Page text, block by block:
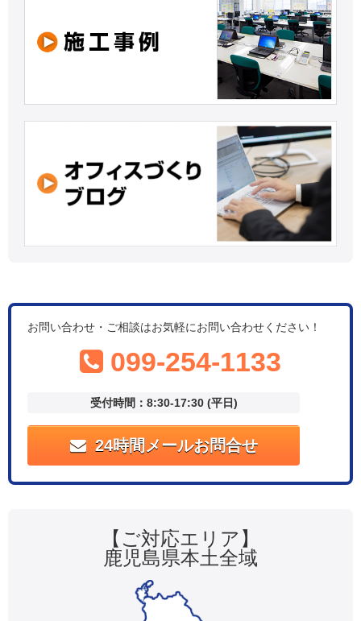
お問い合わせ・ご相談はお気軽にお問い合わせください！
099-254-1133
受付時間：8:30-17:30 (平日)
24時間メールお問合せ
【ご対応エリア】
鹿児島県本土全域